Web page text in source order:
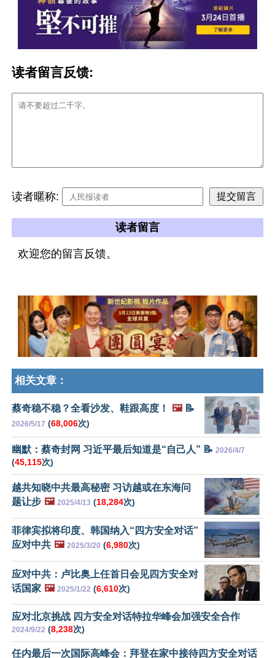
读者留言反馈:
读者暱称:
读者留言
欢迎您的留言反馈。
相关文章：
蔡奇稳不稳？全看沙发、鞋跟高度！ 🖼️📝
2026/5/17 (68,006次)
幽默：蔡奇封网 习近平最后知道是“自己人” 📝 2026/4/7
(45,115次)
越共知晓中共最高秘密 习访越或在东海问
题让步 🖼️ 2025/4/13 (18,284次)
菲律宾拟将印度、韩国纳入“四方安全对话”
应对中共 🖼️ 2025/3/20 (6,980次)
应对中共：卢比奥上任首日会见四方安全对
话国家 🖼️ 2025/1/22 (6,610次)
应对北京挑战 四方安全对话特拉华峰会加强安全合作
2024/9/22 (8,238次)
任内最后一次国际高峰会：拜登在家中接待四方安全对话